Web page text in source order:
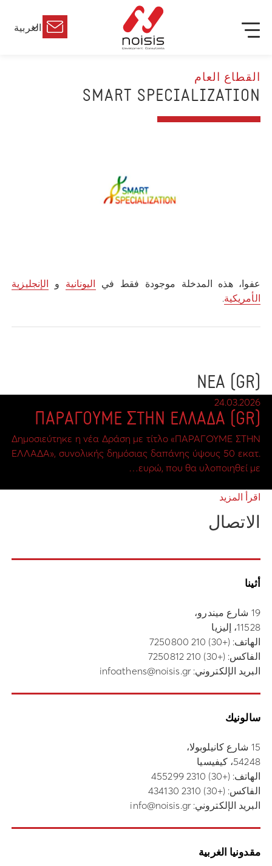
العربية
القطاع العام
SMART SPECIALIZATION
عفوا، هذه المدخلة موجودة فقط في اليونانية و الإنجليزية
الأمريكية.
(GR) ΝΕΑ
24.03.2026
(GR) ΠΑΡΑΓΟΥΜΕ ΣΤΗΝ ΕΛΛΑΔΑ
Δημοσιεύτηκε η νέα Δράση με τίτλο «ΠΑΡΑΓΟΥΜΕ ΣΤΗΝ
ΕΛΛΑΔΑ», συνολικής δημόσιας δαπάνης ύψους 50 εκατ.
ευρώ, που θα υλοποιηθεί με…
اقرأ المزيد
الاتصال
أثينا
19 شارع ميندرو،
11528، إليزيا
الهاتف: (+30) 210 7250800
الفاكس: (+30) 210 7250812
البريد الإلكتروني:infoathens@noisis.gr
سالونيك
15 شارع كانيلوبولا،
54248، كيفيسيا
الهاتف: (+30) 2310 455299
الفاكس: (+30) 2310 434130
البريد الإلكتروني:info@noisis.gr
مقدونيا الغربية